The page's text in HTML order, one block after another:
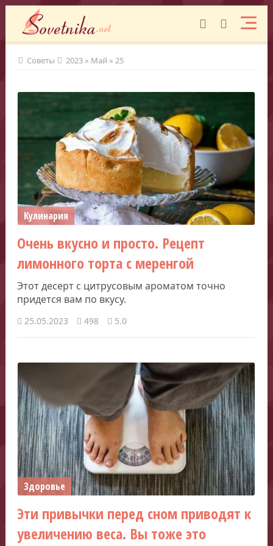
Советы 2023 » Май » 25
Кулинария
Очень вкусно и просто. Рецепт
лимонного торта с меренгой
Этот десерт с цитрусовым ароматом точно
придется вам по вкусу.
25.05.2023 498 5.0
Здоровье
Эти привычки перед сном приводят к
увеличению веса. Вы тоже это